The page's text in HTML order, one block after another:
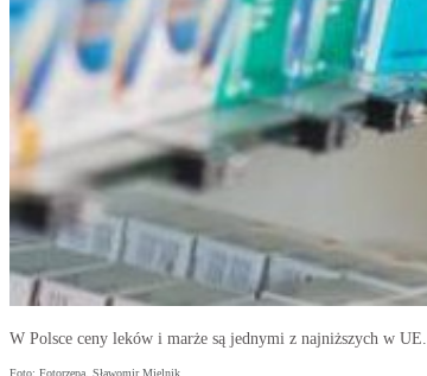
W Polsce ceny leków i marże są jednymi z najniższych w UE.
Foto: Fotorzepa, Sławomir Mielnik